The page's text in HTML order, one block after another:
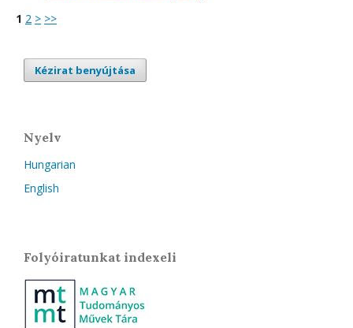
1 2 > >>
Kézirat benyújtása
Nyelv
Hungarian
English
Folyóiratunkat indexeli